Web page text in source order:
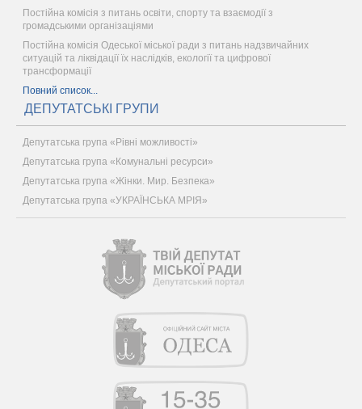
Постійна комісія з питань освіти, спорту та взаємодії з
громадськими організаціями
Постійна комісія Одеської міської ради з питань надзвичайних
ситуацій та ліквідації їх наслідків, екології та цифрової
трансформації
Повний список...
ДЕПУТАТСЬКІ ГРУПИ
Депутатська група «Рівні можливості»
Депутатська група «Комунальні ресурси»
Депутатська група «Жінки. Мир. Безпека»
Депутатська група «УКРАЇНСЬКА МРІЯ»